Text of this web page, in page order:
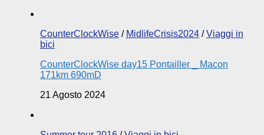
CounterClockWise / MidlifeCrisis2024 /Viaggi in
bici
CounterClockWise day15 Pontailler _ Macon
171km 690mD
21 Agosto 2024